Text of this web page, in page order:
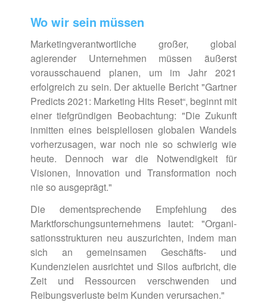
Wo wir sein müssen
Marketingverantwortliche großer, global
agierender Unternehmen müssen äußerst
voraus­schauend planen, um im Jahr 2021
erfolgreich zu sein. Der aktuelle Bericht "Gartner
Predicts 2021: Marketing Hits Reset“, beginnt mit
einer tiefgründigen Beobachtung: "Die Zukunft
inmitten eines beispiellosen globalen Wandels
vorher­zusagen, war noch nie so schwierig wie
heute. Dennoch war die Notwendigkeit für
Visionen, Innovation und Transformation noch
nie so ausgeprägt."
Die dementsprechende Empfehlung des
Marktforschungsunternehmens lautet: "Organi­
sationsstrukturen neu auszurichten, indem man
sich an gemeinsamen Geschäfts- und
Kundenzielen ausrichtet und Silos aufbricht, die
Zeit und Ressourcen verschwenden und
Reibungsverluste beim Kunden verursachen."